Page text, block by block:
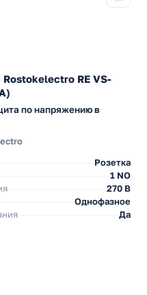
RE VS-
по напряжению в
Розетка
1 NO
270 В
Однофазное
Да